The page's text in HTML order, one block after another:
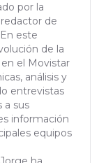
por la
de
este
de la
el Movistar
análisis y
entrevistas
a sus
información
equipos